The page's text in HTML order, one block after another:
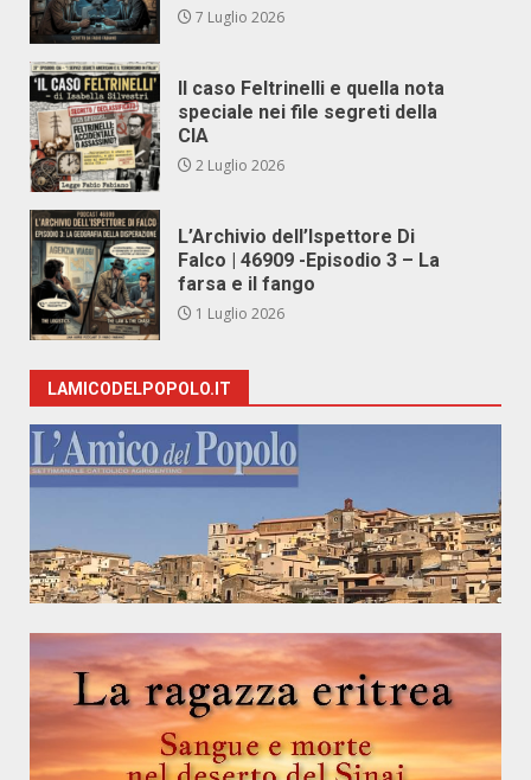
7 Luglio 2026
Il caso Feltrinelli e quella nota
speciale nei file segreti della
CIA
2 Luglio 2026
L’Archivio dell’Ispettore Di
Falco | 46909 -Episodio 3 – La
farsa e il fango
1 Luglio 2026
LAMICODELPOPOLO.IT